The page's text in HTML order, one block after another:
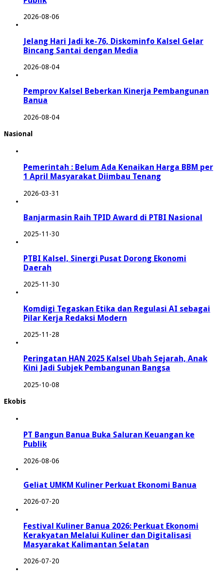
2026-08-06
Jelang Hari Jadi ke-76, Diskominfo Kalsel Gelar
Bincang Santai dengan Media
2026-08-04
Pemprov Kalsel Beberkan Kinerja Pembangunan
Banua
2026-08-04
Nasional
Pemerintah : Belum Ada Kenaikan Harga BBM per
1 April Masyarakat Diimbau Tenang
2026-03-31
Banjarmasin Raih TPID Award di PTBI Nasional
2025-11-30
PTBI Kalsel, Sinergi Pusat Dorong Ekonomi
Daerah
2025-11-30
Komdigi Tegaskan Etika dan Regulasi AI sebagai
Pilar Kerja Redaksi Modern
2025-11-28
Peringatan HAN 2025 Kalsel Ubah Sejarah, Anak
Kini Jadi Subjek Pembangunan Bangsa
2025-10-08
Ekobis
PT Bangun Banua Buka Saluran Keuangan ke
Publik
2026-08-06
Geliat UMKM Kuliner Perkuat Ekonomi Banua
2026-07-20
Festival Kuliner Banua 2026: Perkuat Ekonomi
Kerakyatan Melalui Kuliner dan Digitalisasi
Masyarakat Kalimantan Selatan
2026-07-20